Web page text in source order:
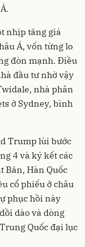
nhịp tăng giá
Á, vốn từng lo
đòn mạnh. Điều
đầu tư nhờ vậy
nhà phân
ở Sydney, bình
Trump lùi bước
4 và ký kết các
Bản, Hàn Quốc
cổ phiếu ở châu
phục hồi này
dào và dòng
Quốc đại lục